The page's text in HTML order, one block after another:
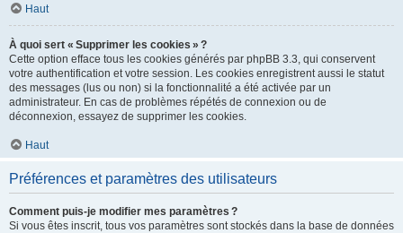
Haut
À quoi sert « Supprimer les cookies » ?
Cette option efface tous les cookies générés par phpBB 3.3, qui conservent
votre authentification et votre session. Les cookies enregistrent aussi le statut
des messages (lus ou non) si la fonctionnalité a été activée par un
administrateur. En cas de problèmes répétés de connexion ou de
déconnexion, essayez de supprimer les cookies.
Haut
Préférences et paramètres des utilisateurs
Comment puis-je modifier mes paramètres ?
Si vous êtes inscrit, tous vos paramètres sont stockés dans la base de données